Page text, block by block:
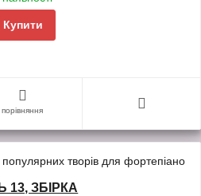
Купити
порівняння
ЗБІРКА